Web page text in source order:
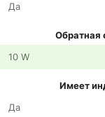
Да
Обратная
10 W
Имеет
Да